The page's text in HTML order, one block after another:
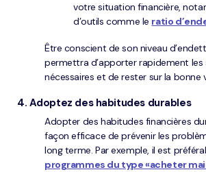
votre situation financière,
d’outils comme le ratio
Être conscient de son niveau
permettra d’apporter rapidement les
nécessaires et de rester sur la bonne
4. Adoptez des habitudes durables
Adopter des habitudes financières
façon efficace de prévenir les
long terme. Par exemple, il est
programmes du type «acheter